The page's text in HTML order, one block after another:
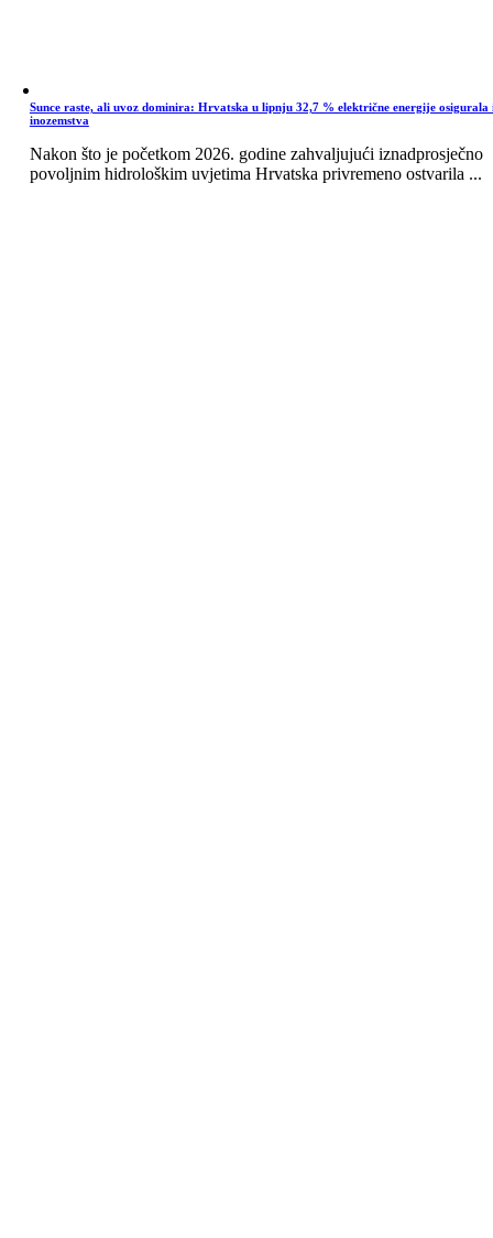
Sunce raste, ali uvoz dominira: Hrvatska u lipnju 32,7 % električne energije osigurala
inozemstva
Nakon što je početkom 2026. godine zahvaljujući iznadprosječno
povoljnim hidrološkim uvjetima Hrvatska privremeno ostvarila ...